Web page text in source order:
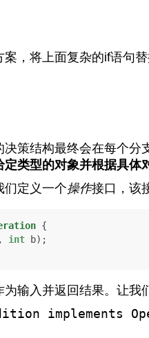
，将上面复杂的if语句
策结构最终会在每个
定类型的对象并根据具体
们定义一个操作接口，该
{
int b) ;
输入并返回结果。让我
implements